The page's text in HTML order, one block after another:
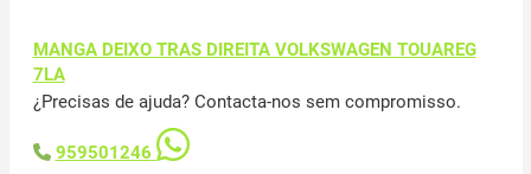
MANGA DEIXO TRAS DIREITA VOLKSWAGEN TOUAREG
7LA
¿Precisas de ajuda? Contacta-nos sem compromisso.
959501246